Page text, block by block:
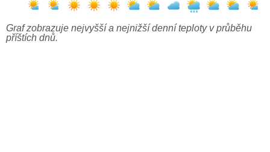
Graf zobrazuje nejvyšší a nejnižší denní teploty v průběhu
příštích dnů.